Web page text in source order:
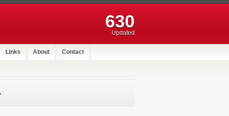
630
Updated
Links About Contact